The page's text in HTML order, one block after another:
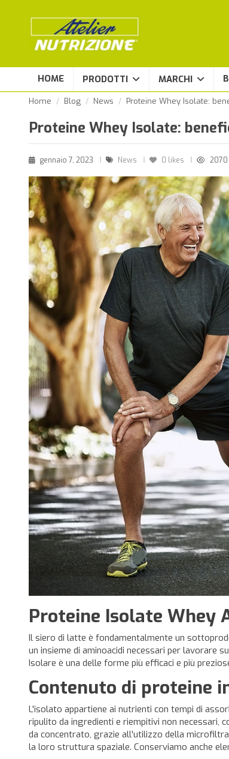
HOME PRODOTTI MARCHI
Home Blog News Proteine Whey Isolate:
Proteine Whey Isolate:
gennaio 7, 2023 News 0 likes 2070
Proteine Isolate Whey
Il siero di latte è fondamentalmente un
un insieme di aminoacidi necessari per lavorare
Isolare è una delle forme più efficaci e più
Contenuto di proteine
L'isolato appartiene ai nutrienti con tempi di
ripulito da ingredienti e riempitivi non necessari,
da concentrato, grazie all'utilizzo della
la loro struttura spaziale. Conserviamo anche